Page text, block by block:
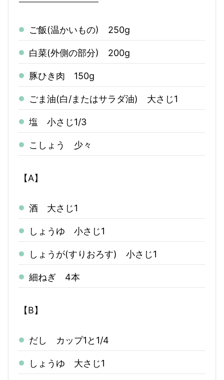
ご飯(温かいもの) 250g
白菜(外側の部分) 200g
豚ひき肉 150g
ごま油(白/またはサラダ油) 大さじ1
塩 小さじ1/3
こしょう 少々
【A】
酒 大さじ1
しょうゆ 小さじ1
しょうが(すりおろす) 小さじ1
細ねぎ 4本
【B】
だし カップ1と1/4
しょうゆ 大さじ1